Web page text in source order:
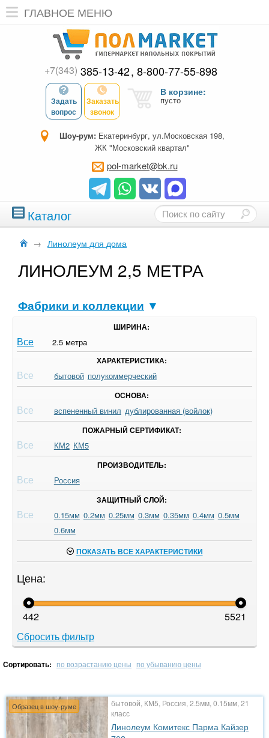
ГЛАВНОЕ МЕНЮ
+7(343) 385-13-42 8-800-77-55-898
Задать
вопрос
Заказать
звонок
В корзине:
пусто
Шоу-рум: Екатеринбург, ул.Московская 198,
ЖК "Московский квартал"
pol-market@bk.ru
Каталог
→ Линолеум для дома
ЛИНОЛЕУМ 2,5 МЕТРА
Фабрики и коллекции ▼
ШИРИНА:
Все 2.5 метра
ХАРАКТЕРИСТИКА:
Все бытовой полукоммерческий
ОСНОВА:
Все вспененный винил дублированная (войлок)
ПОЖАРНЫЙ СЕРТИФИКАТ:
Все КМ2 КМ5
ПРОИЗВОДИТЕЛЬ:
Все Россия
ЗАЩИТНЫЙ СЛОЙ:
Все 0.15мм 0.2мм 0.25мм 0.3мм 0.35мм 0.4мм 0.5мм
0.6мм
ПОКАЗАТЬ ВСЕ ХАРАКТЕРИСТИКИ
Цена:
442
5521
Сбросить фильтр
Сортировать: по возрастанию цены по убыванию цены
Образец в шоу-руме
бытовой, КМ5, Россия, 2.5мм, 0.15мм, 21
класс
Линолеум Комитекс Парма Кайзер